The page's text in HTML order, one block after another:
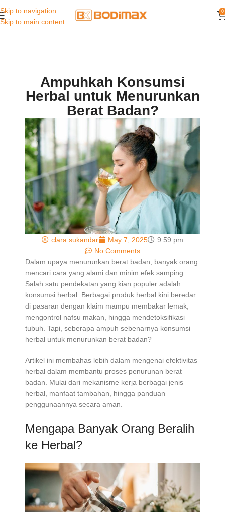
Skip to navigation
Skip to main content
0
Ampuhkah Konsumsi
Herbal untuk Menurunkan
Berat Badan?
clara sukandar May 7, 2025
9:59 pm
No Comments
Dalam upaya menurunkan berat badan, banyak orang
mencari cara yang alami dan minim efek samping.
Salah satu pendekatan yang kian populer adalah
konsumsi herbal. Berbagai produk herbal kini beredar
di pasaran dengan klaim mampu membakar lemak,
mengontrol nafsu makan, hingga mendetoksifikasi
tubuh. Tapi, seberapa ampuh sebenarnya konsumsi
herbal untuk menurunkan berat badan?
Artikel ini membahas lebih dalam mengenai efektivitas
herbal dalam membantu proses penurunan berat
badan. Mulai dari mekanisme kerja berbagai jenis
herbal, manfaat tambahan, hingga panduan
penggunaannya secara aman.
Mengapa Banyak Orang Beralih
ke Herbal?